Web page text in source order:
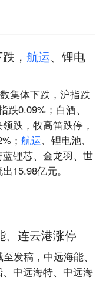
， 航运、锂电
集体下跌，沪指跌
0.09%；白酒、
跌，牧高笛跌停，
； 航运、锂电池、
锂芯、金龙羽、世
15.98亿元。
、连云港涨停
发稿，中远海能、
中远海特、中远海